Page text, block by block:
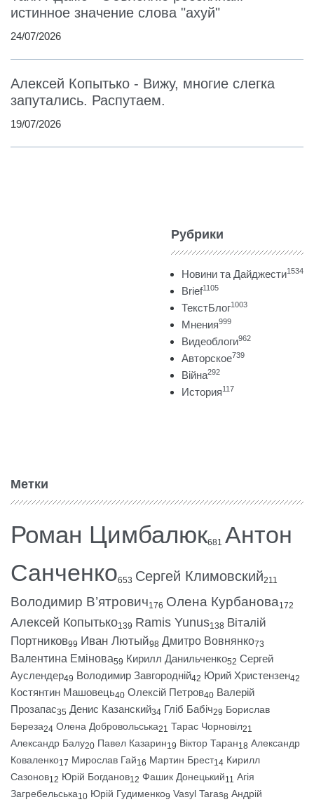
истинное значение слова "ахуй"
24/07/2026
Алексей Копытько - Вижу, многие слегка
запутались. Распутаем.
19/07/2026
Рубрики
Новини та Дайджести1534
Brief1105
ТекстБлог1003
Мнения999
Видеоблоги962
Авторское739
Війна292
История117
Метки
Роман Цимбалюк681 Антон
Санченко653 Сергей Климовский211
Володимир В’ятрович176 Олена Курбанова172
Алексей Копытько139 Ramis Yunus138 Віталій
Портников99 Иван Лютый98 Дмитро Вовнянко73
Валентина Емінова59 Кирилл Данильченко52 Сергей
Ауслендер49 Володимир Завгородній42 Юрий Христензен42
Костянтин Машовець40 Олексій Петров40 Валерій
Прозапас35 Денис Казанский34 Гліб Бабіч29 Борислав
Береза24 Олена Добровольська21 Тарас Чорновіл21
Александр Балу20 Павел Казарин19 Віктор Таран18 Александр
Коваленко17 Мирослав Гай16 Мартин Брест14 Кирилл
Сазонов12 Юрій Богданов12 Фашик Донецький11 Агія
Загребельська10 Юрій Гудименко9 Vasyl Taras8 Андрій